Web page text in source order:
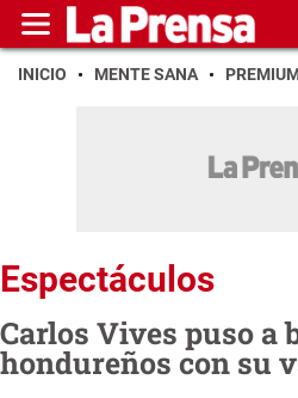
INICIO MENTE SANA
Espectáculos
Carlos Vives puso a
hondureños con su